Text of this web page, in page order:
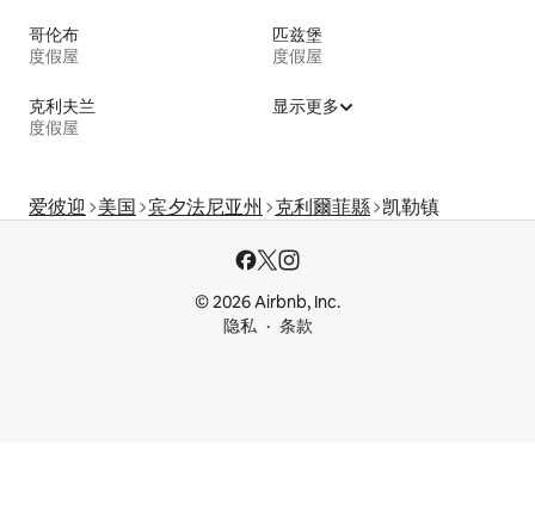
哥伦布
度假屋
匹兹堡
度假屋
克利夫兰
度假屋
显示更多
爱彼迎 美国 宾夕法尼亚州 克利爾菲縣 凯勒镇
© 2026 Airbnb, Inc.
隐私
条款